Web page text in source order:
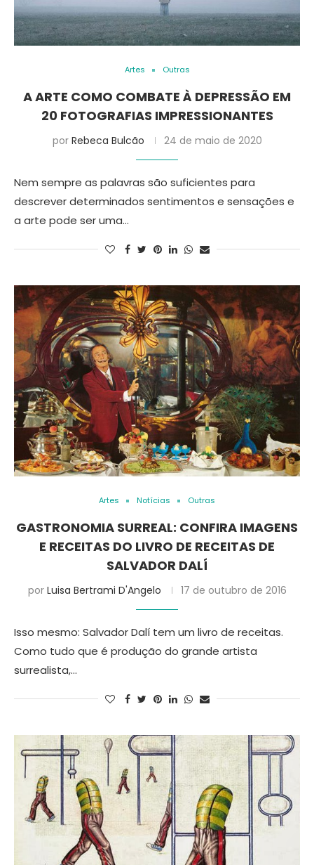
Artes Outras
A ARTE COMO COMBATE À DEPRESSÃO EM
20 FOTOGRAFIAS IMPRESSIONANTES
por Rebeca Bulcão 24 de maio de 2020
Nem sempre as palavras são suficientes para
descrever determinados sentimentos e sensações e
a arte pode ser uma…
Artes Notícias Outras
GASTRONOMIA SURREAL: CONFIRA IMAGENS
E RECEITAS DO LIVRO DE RECEITAS DE
SALVADOR DALÍ
por Luisa Bertrami D'Angelo 17 de outubro de 2016
Isso mesmo: Salvador Dalí tem um livro de receitas.
Como tudo que é produção do grande artista
surrealista,…